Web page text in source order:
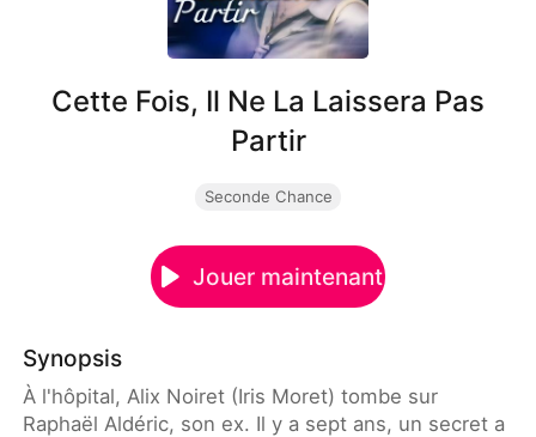
Cette Fois, Il Ne La Laissera Pas
Partir
Seconde Chance
Jouer maintenant
Synopsis
À l'hôpital, Alix Noiret (Iris Moret) tombe sur
Raphaël Aldéric, son ex. Il y a sept ans, un secret a